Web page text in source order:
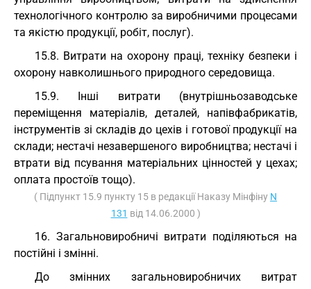
технологічного контролю за виробничими процесами
та якістю продукції, робіт, послуг).
15.8. Витрати на охорону праці, техніку безпеки і
охорону навколишнього природного середовища.
15.9. Інші витрати (внутрішньозаводське
переміщення матеріалів, деталей, напівфабрикатів,
інструментів зі складів до цехів і готової продукції на
склади; нестачі незавершеного виробництва; нестачі і
втрати від псування матеріальних цінностей у цехах;
оплата простоїв тощо).
( Підпункт 15.9 пункту 15 в редакції Наказу Мінфіну N
131 від 14.06.2000 )
16. Загальновиробничі витрати поділяються на
постійні і змінні.
До змінних загальновиробничих витрат